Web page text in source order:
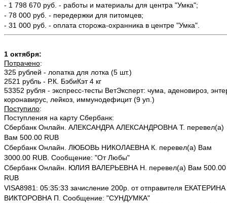
- 1 798 670 руб. - работы и материалы для центра "Умка";
- 78 000 руб. - передержки для питомцев;
- 31 000 руб. - оплата сторожа-охранника в центре "Умка".
1 октября:
Потрачено:
325 рублей - лопатка для лотка (5 шт.)
2521 рубль - Р.К. БэбиКэт 4 кг
53352 рубля - экспресс-тесты ВетЭксперт: чума, аденовироз,
коронавирус, лейкоз, иммунодефицит (9 уп.)
Поступило:
Поступления на карту Сбербанк:
Сбербанк Онлайн. АЛЕКСАНДРА АЛЕКСАНДРОВНА Т. перевел(а)
Вам 500.00 RUB
Сбербанк Онлайн. ЛЮБОВЬ НИКОЛАЕВНА К. перевел(а) Вам
3000.00 RUB. Сообщение: "От Любы"
Сбербанк Онлайн. ЮЛИЯ ВАЛЕРЬЕВНА Н. перевел(а) Вам 500.00
RUB
VISA8981: 05:35:33 зачисление 200р. от отправителя ЕКАТЕРИНА
ВИКТОРОВНА П. Сообщение: "СУНДУМКА"